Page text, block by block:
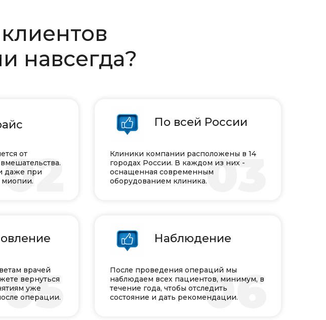
навсегда?
02 03
05 06
По всей России
Наблюдение
от
даже при
миопии.
Клиники компании расположены в 14
городах России. В каждом из них -
оснащенная современным
оборудованием клиника.
врачей
вернуться
уже
операции.
После проведения операций мы
наблюдаем всех пациентов, минимум, в
течение года, чтобы отследить
состояние и дать рекомендации.